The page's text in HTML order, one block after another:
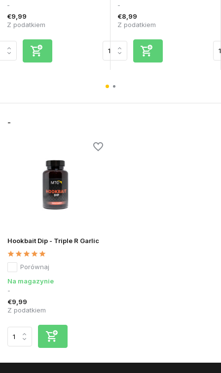
-
€9,99
Z podatkiem
-
€8,99
Z podatkiem
-
Hookbait Dip - Triple R Garlic
Porównaj
Na magazynie
-
€9,99
Z podatkiem